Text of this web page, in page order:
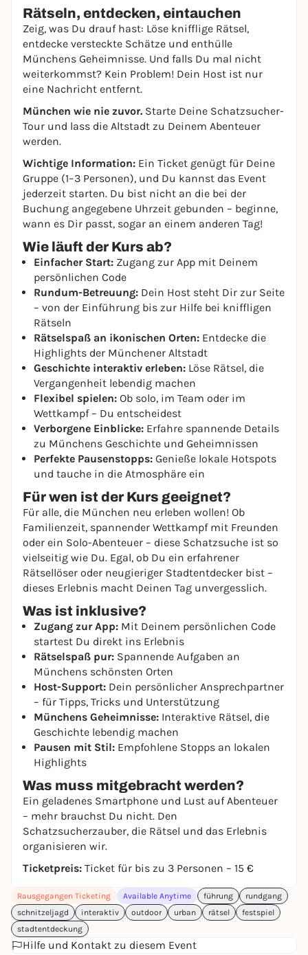
Rätseln, entdecken, eintauchen
Zeig, was Du drauf hast: Löse knifflige Rätsel,
entdecke versteckte Schätze und enthülle
Münchens Geheimnisse. Und falls Du mal nicht
weiterkommst? Kein Problem! Dein Host ist nur
eine Nachricht entfernt.
München wie nie zuvor. Starte Deine Schatzsucher-
Tour und lass die Altstadt zu Deinem Abenteuer
werden.
Wichtige Information: Ein Ticket genügt für Deine
Gruppe (1–3 Personen), und Du kannst das Event
jederzeit starten. Du bist nicht an die bei der
Buchung angegebene Uhrzeit gebunden – beginne,
wann es Dir passt, sogar an einem anderen Tag!
Wie läuft der Kurs ab?
Einfacher Start: Zugang zur App mit Deinem
persönlichen Code
Rundum-Betreuung: Dein Host steht Dir zur Seite
– von der Einführung bis zur Hilfe bei kniffligen
Rätseln
Rätselspaß an ikonischen Orten: Entdecke die
Highlights der Münchener Altstadt
Geschichte interaktiv erleben: Löse Rätsel, die
Vergangenheit lebendig machen
Flexibel spielen: Ob solo, im Team oder im
Wettkampf – Du entscheidest
Verborgene Einblicke: Erfahre spannende Details
zu Münchens Geschichte und Geheimnissen
Perfekte Pausenstopps: Genieße lokale Hotspots
und tauche in die Atmosphäre ein
Für wen ist der Kurs geeignet?
Für alle, die München neu erleben wollen! Ob
Familienzeit, spannender Wettkampf mit Freunden
oder ein Solo-Abenteuer – diese Schatzsuche ist so
vielseitig wie Du. Egal, ob Du ein erfahrener
Rätsellöser oder neugieriger Stadtentdecker bist –
dieses Erlebnis macht Deinen Tag unvergesslich.
Was ist inklusive?
Zugang zur App: Mit Deinem persönlichen Code
startest Du direkt ins Erlebnis
Rätselspaß pur: Spannende Aufgaben an
Münchens schönsten Orten
Host-Support: Dein persönlicher Ansprechpartner
– für Tipps, Tricks und Unterstützung
Münchens Geheimnisse: Interaktive Rätsel, die
Geschichte lebendig machen
Pausen mit Stil: Empfohlene Stopps an lokalen
Highlights
Was muss mitgebracht werden?
Ein geladenes Smartphone und Lust auf Abenteuer
– mehr brauchst Du nicht. Den
Schatzsucherzauber, die Rätsel und das Erlebnis
organisieren wir.
Ticketpreis: Ticket für bis zu 3 Personen – 15 €
Rausgegangen Ticketing Available Anytime führung
rundgang
schnitzeljagd
interaktiv outdoor urban rätsel
festspiel
stadtentdeckung
Hilfe und Kontakt zu diesem Event